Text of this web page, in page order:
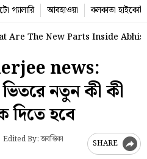
গ্যালারি আবহাওয়া
কলকাতা হাইকোর্ট
Are The New Parts Inside
news:
নতুন কী কী
হবে
Edited By: অবন্তিকা
SHARE